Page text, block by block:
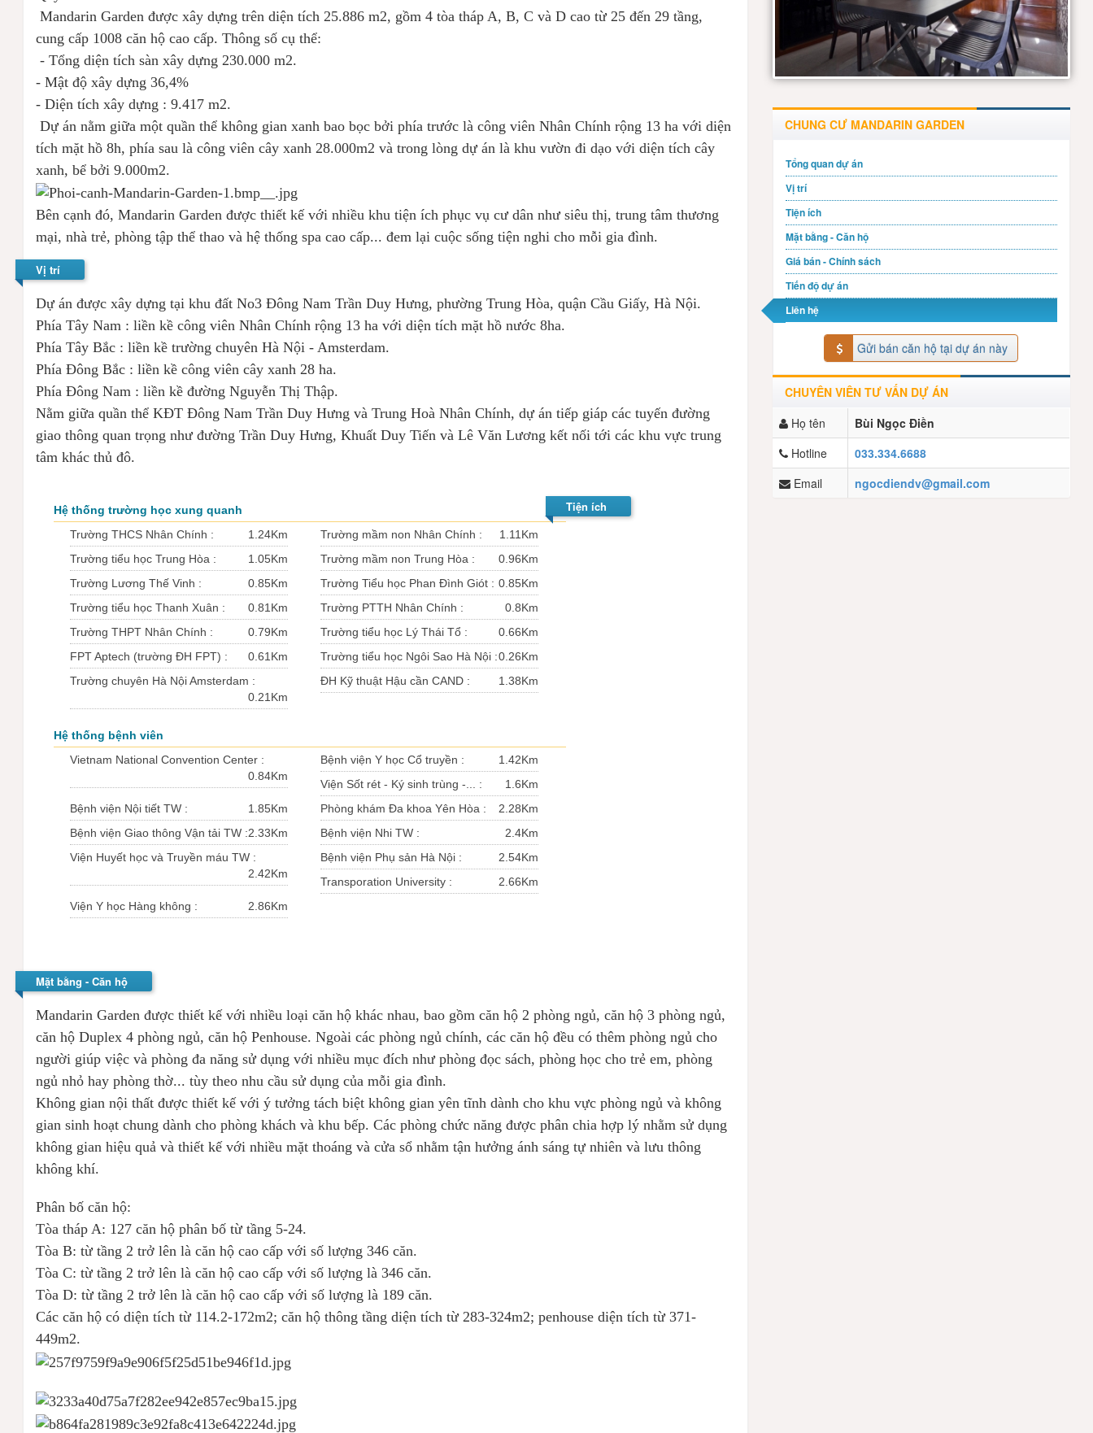
Mandarin Garden được xây dựng trên diện tích 25.886 m2, gồm 4 tòa tháp A, B, C và D cao từ 25 đến 29 tầng,
cung cấp 1008 căn hộ cao cấp. Thông số cụ thể:
- Tổng diện tích sàn xây dựng 230.000 m2.
- Mật độ xây dựng 36,4%
- Diện tích xây dựng : 9.417 m2.
Dự án nằm giữa một quần thể không gian xanh bao bọc bởi phía trước là công viên Nhân Chính rộng 13 ha với diện
tích mặt hồ 8h, phía sau là công viên cây xanh 28.000m2 và trong lòng dự án là khu vườn đi dạo với diện tích cây
xanh, bể bởi 9.000m2.
Bên cạnh đó, Mandarin Garden được thiết kế với nhiều khu tiện ích phục vụ cư dân như siêu thị, trung tâm thương
mại, nhà trẻ, phòng tập thể thao và hệ thống spa cao cấp... đem lại cuộc sống tiện nghi cho mỗi gia đình.
Vị trí
Dự án được xây dựng tại khu đất No3 Đông Nam Trần Duy Hưng, phường Trung Hòa, quận Cầu Giấy, Hà Nội.
Phía Tây Nam : liền kề công viên Nhân Chính rộng 13 ha với diện tích mặt hồ nước 8ha.
Phía Tây Bắc : liền kề trường chuyên Hà Nội - Amsterdam.
Phía Đông Bắc : liền kề công viên cây xanh 28 ha.
Phía Đông Nam : liền kề đường Nguyễn Thị Thập.
Nằm giữa quần thể KĐT Đông Nam Trần Duy Hưng và Trung Hoà Nhân Chính, dự án tiếp giáp các tuyến đường
giao thông quan trọng như đường Trần Duy Hưng, Khuất Duy Tiến và Lê Văn Lương kết nối tới các khu vực trung
tâm khác thủ đô.
Tiện ích
Hệ thống trường học xung quanh
Trường THCS Nhân Chính :
1.24Km Trường mầm non Nhân Chính :
1.11Km
Trường tiểu học Trung Hòa :
1.05Km Trường mầm non Trung Hòa :
0.96Km
Trường Lương Thế Vinh :
0.85Km Trường Tiểu học Phan Đình Giót : 0.85Km
Trường tiểu học Thanh Xuân :
0.81Km Trường PTTH Nhân Chính :
0.8Km
Trường THPT Nhân Chính :
0.79Km Trường tiểu học Lý Thái Tổ :
0.66Km
FPT Aptech (trường ĐH FPT) :
0.61Km Trường tiểu học Ngôi Sao Hà Nội :0.26Km
Trường chuyên Hà Nội Amsterdam :
0.21Km
ĐH Kỹ thuật Hậu cần CAND : 1.38Km
Hệ thống bệnh viên
Vietnam National Convention Center :
0.84Km
Bệnh viện Y học Cổ truyền :
1.42Km
Viện Sốt rét - Ký sinh trùng -... :
1.6Km
Bệnh viện Nội tiết TW :
1.85Km Phòng khám Đa khoa Yên Hòa :
2.28Km
Bệnh viện Giao thông Vận tải TW :2.33Km Bệnh viện Nhi TW :
2.4Km
Viện Huyết học và Truyền máu TW :
2.42Km
Bệnh viện Phụ sản Hà Nội :
2.54Km
Transporation University :
2.66Km
Viện Y học Hàng không :
2.86Km
Mặt bằng - Căn hộ
Mandarin Garden được thiết kế với nhiều loại căn hộ khác nhau, bao gồm căn hộ 2 phòng ngủ, căn hộ 3 phòng ngủ,
căn hộ Duplex 4 phòng ngủ, căn hộ Penhouse. Ngoài các phòng ngủ chính, các căn hộ đều có thêm phòng ngủ cho
người giúp việc và phòng đa năng sử dụng với nhiều mục đích như phòng đọc sách, phòng học cho trẻ em, phòng
ngủ nhỏ hay phòng thờ... tùy theo nhu cầu sử dụng của mỗi gia đình.
Không gian nội thất được thiết kế với ý tưởng tách biệt không gian yên tĩnh dành cho khu vực phòng ngủ và không
gian sinh hoạt chung dành cho phòng khách và khu bếp. Các phòng chức năng được phân chia hợp lý nhằm sử dụng
không gian hiệu quả và thiết kế với nhiều mặt thoáng và cửa sổ nhằm tận hưởng ánh sáng tự nhiên và lưu thông
không khí.
Phân bố căn hộ:
Tòa tháp A: 127 căn hộ phân bố từ tầng 5-24.
Tòa B: từ tầng 2 trở lên là căn hộ cao cấp với số lượng 346 căn.
Tòa C: từ tầng 2 trở lên là căn hộ cao cấp với số lượng là 346 căn.
Tòa D: từ tầng 2 trở lên là căn hộ cao cấp với số lượng là 189 căn.
Các căn hộ có diện tích từ 114.2-172m2; căn hộ thông tầng diện tích từ 283-324m2; penhouse diện tích từ 371-
449m2.
CHUNG CƯ MANDARIN GARDEN
Tổng quan dự án
Vị trí
Tiện ích
Mặt bằng - Căn hộ
Giá bán - Chính sách
Tiến độ dự án
Liên hệ
Gửi bán căn hộ tại dự án này
CHUYÊN VIÊN TƯ VẤN DỰ ÁN
Họ tên
Bùi Ngọc Điền
Hotline
033.334.6688
Email
ngocdiendv@gmail.com